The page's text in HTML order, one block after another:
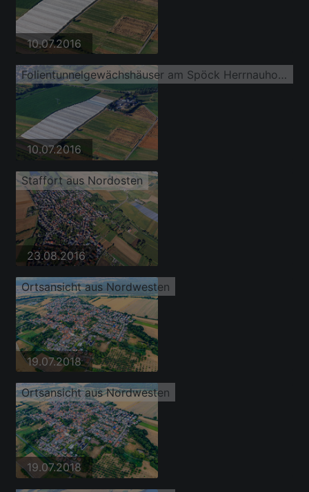
10.07.2016
Folientunnelgewächshäuser am Spöck Herrnauhof Herbana GmbH
10.07.2016
Staffort aus Nordosten
23.08.2016
Ortsansicht aus Nordwesten
19.07.2018
Ortsansicht aus Nordwesten
19.07.2018